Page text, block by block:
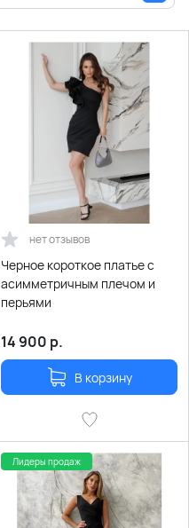
нет отзывов
Черное короткое платье с
асимметричным плечом и
перьями
14 900 р.
В корзину
Лидеры продаж